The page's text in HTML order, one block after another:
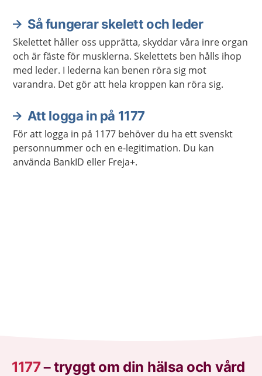
Så fungerar skelett och leder
Skelettet håller oss upprätta, skyddar våra inre organ
och är fäste för musklerna. Skelettets ben hålls ihop
med leder. I lederna kan benen röra sig mot
varandra. Det gör att hela kroppen kan röra sig.
Att logga in på 1177
För att logga in på 1177 behöver du ha ett svenskt
personnummer och en e-legitimation. Du kan
använda BankID eller Freja+.
1177–tryggt om din hälsa och vård